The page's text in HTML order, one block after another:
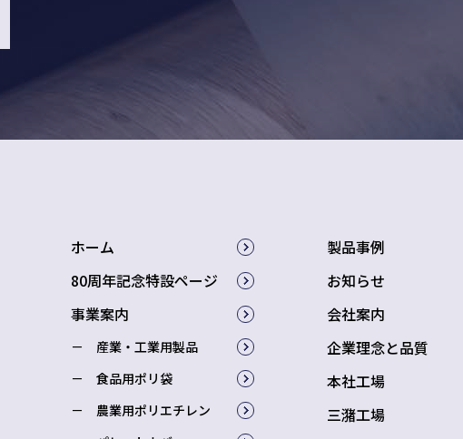
ホーム
80周年記念特設ページ
事業案内
産業・工業用製品
食品用ポリ袋
農業用ポリエチレン
製品事例
お知らせ
会社案内
企業理念と品質
本社工場
三潴工場